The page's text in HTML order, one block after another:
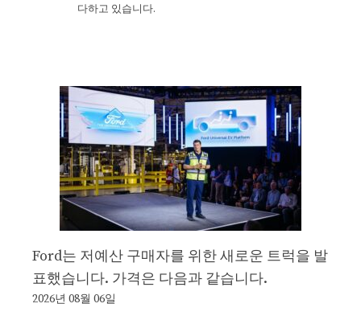
다하고 있습니다.
Ford는 저예산 구매자를 위한 새로운 트럭을 발
표했습니다. 가격은 다음과 같습니다.
2026년 08월 06일